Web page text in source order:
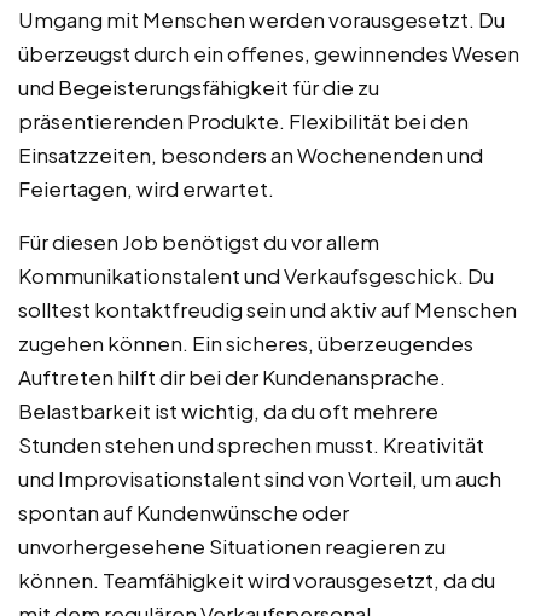
Umgang mit Menschen werden vorausgesetzt. Du
überzeugst durch ein offenes, gewinnendes Wesen
und Begeisterungsfähigkeit für die zu
präsentierenden Produkte. Flexibilität bei den
Einsatzzeiten, besonders an Wochenenden und
Feiertagen, wird erwartet.
Für diesen Job benötigst du vor allem
Kommunikationstalent und Verkaufsgeschick. Du
solltest kontaktfreudig sein und aktiv auf Menschen
zugehen können. Ein sicheres, überzeugendes
Auftreten hilft dir bei der Kundenansprache.
Belastbarkeit ist wichtig, da du oft mehrere
Stunden stehen und sprechen musst. Kreativität
und Improvisationstalent sind von Vorteil, um auch
spontan auf Kundenwünsche oder
unvorhergesehene Situationen reagieren zu
können. Teamfähigkeit wird vorausgesetzt, da du